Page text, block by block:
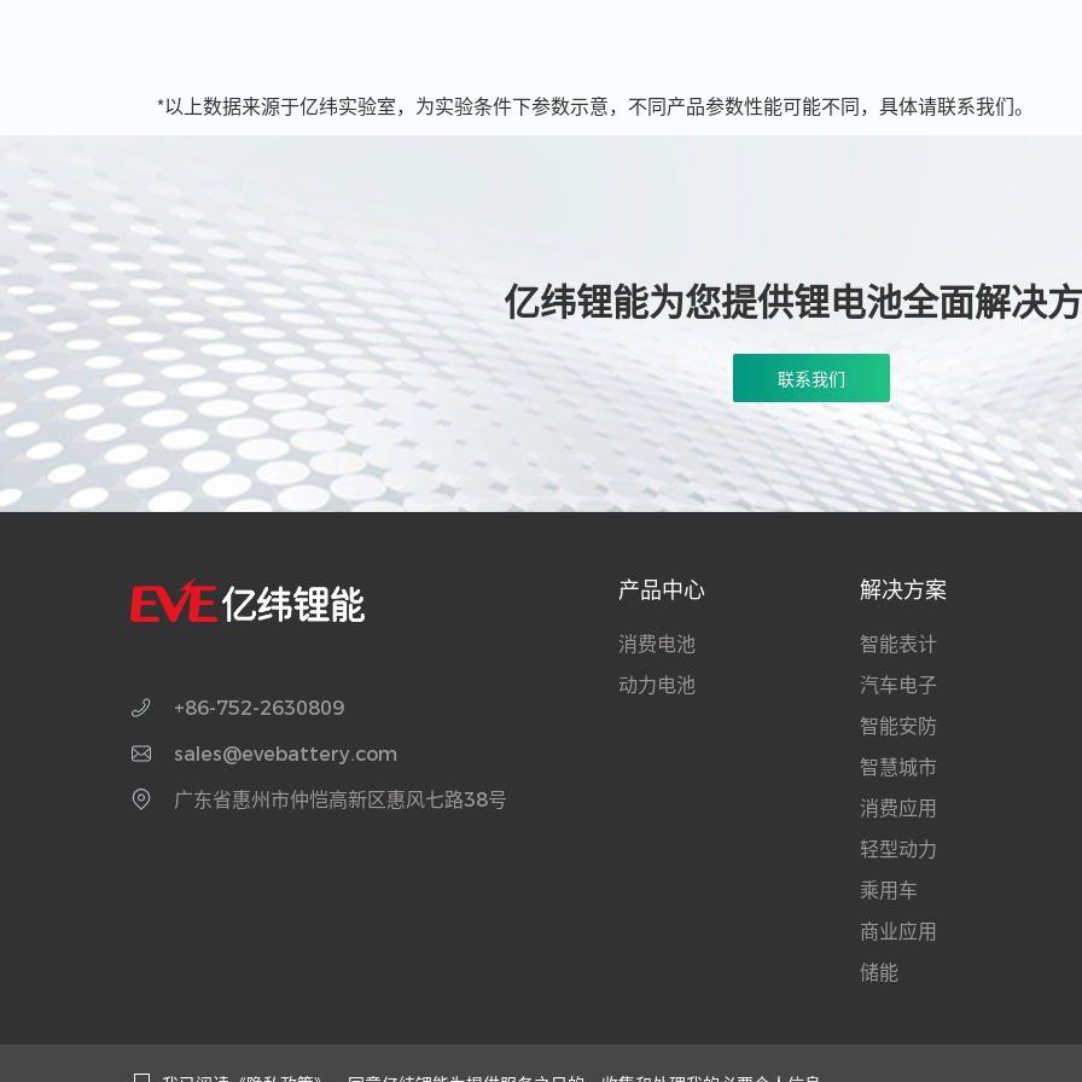
*以上数据来源于亿纬实验室，为实验条件下参数示意，不同产品参数性能可能不同，具体请联系我们。
亿纬锂能为您提供锂电池全面解决
联系我们
+86-752-2630809
sales@evebattery.com
广东省惠州市仲恺高新区惠风七路38号
产品中心
消费电池
动力电池
解决方案
智能表计
汽车电子
智能安防
智慧城市
消费应用
轻型动力
乘用车
商业应用
储能